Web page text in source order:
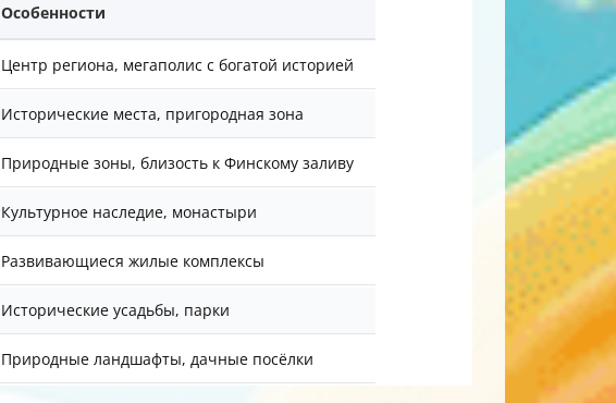
Особенности
Центр региона, мегаполис с богатой историей
Исторические места, пригородная зона
Природные зоны, близость к Финскому заливу
Культурное наследие, монастыри
Развивающиеся жилые комплексы
Исторические усадьбы, парки
Природные ландшафты, дачные посёлки